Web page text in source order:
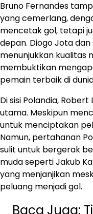
Bruno Fernandes
yang cemerlang,
mencetak gol, tetapi
depan. Diogo Jota
menunjukkan kualitas
membuktikan
pemain terbaik di
Di sisi Polandia,
utama. Meskipun
untuk menciptakan
Namun, pertahanan
sulit untuk bergerak
muda seperti Jakub
yang menjanjikan
peluang menjadi gol.
Baca Juga: